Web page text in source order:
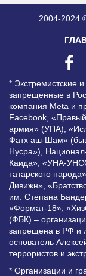
2004-2024
* Экстремистские
запрещенные в
компания Meta и
Facebook, «Правый
армия» (УПА),
Фатх аш-Шам»
Нусра»),
Каида», «УНА-
татарского
Дивижн»,
им. Степана
«Формат-18»,
(ФБК) –
запрещена в РФ и
основатель
террористов и
* Организации и